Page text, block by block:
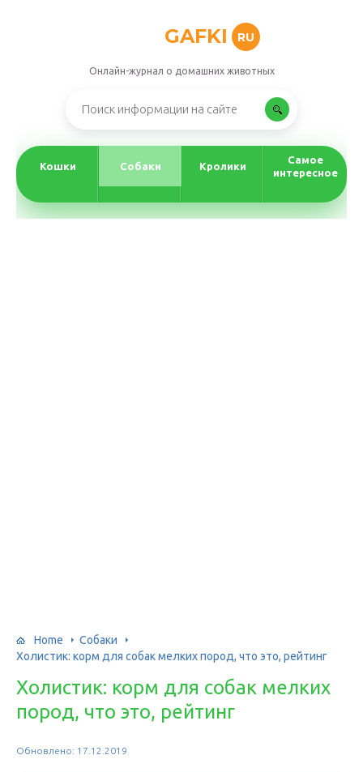
GAFKI RU
Онлайн-журнал о домашних животных
Кошки Собаки Кролики
Самое
интересное
Home
Собаки
Холистик: корм для собак мелких пород, что это, рейтинг
Холистик: корм для собак мелких
пород, что это, рейтинг
Обновлено: 17.12.2019